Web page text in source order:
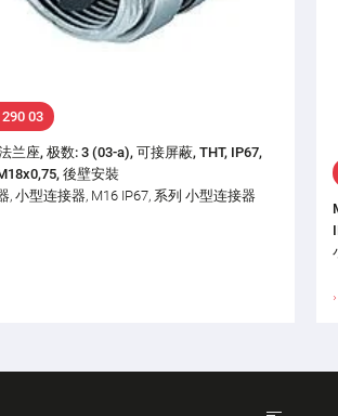
03
兰座, 极数: 3 (03-a), 可接屏蔽, THT, IP67,
後壁安裝
, 小型连接器, M16 IP67, 系列 小型连接器